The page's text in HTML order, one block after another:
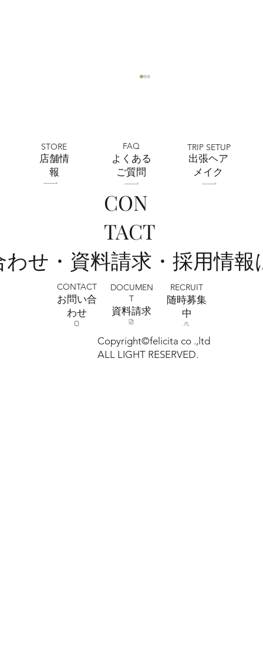
全店舗 ★ゴールデンウィークの営業に
Copyright©felicita co .,ltd
ALL LIGHT RESERVED.
CON
TACT
せ・資料請求・採用情
CONTACT
お問い合
わせ
DOCUMEN
T
​資料請求
RECRUIT
​随時募集
中
STORE
​店舗情
報
FAQ
よくある
ご質問
TRIP SETUP
出張ヘア
メイク